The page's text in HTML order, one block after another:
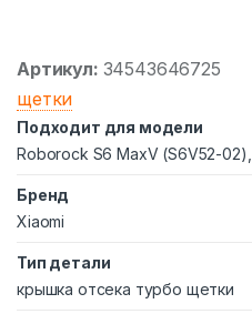
Артикул: 34543646725
щетки
Подходит для модели
Roborock S6 MaxV (S6V52-
Бренд
Xiaomi
Тип детали
крышка отсека турбо щетки